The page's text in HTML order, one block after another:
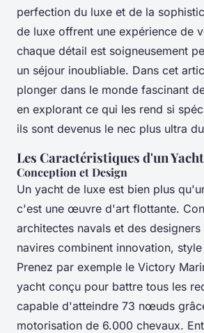
perfection du luxe et de la
de luxe offrent une expérience de
chaque détail est soigneusement
un séjour inoubliable. Dans cet
plonger dans le monde fascinant
en explorant ce qui les rend si
ils sont devenus le nec plus ultra
Les Caractéristiques d'un
Conception et Design
Un yacht de luxe est bien plus
c'est une œuvre d'art flottante.
architectes navals et des
navires combinent innovation,
Prenez par exemple le Victory
yacht conçu pour battre tous les
capable d'atteindre 73 nœuds
motorisation de 6.000 chevaux.